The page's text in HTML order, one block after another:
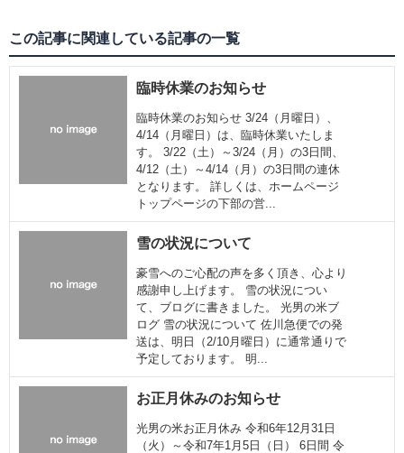
この記事に関連している記事の一覧
臨時休業のお知らせ
臨時休業のお知らせ 3/24（月曜日）、
4/14（月曜日）は、臨時休業いたしま
す。 3/22（土）～3/24（月）の3日間、
4/12（土）～4/14（月）の3日間の連休
となります。 詳しくは、ホームページ
トップページの下部の営...
雪の状況について
豪雪へのご心配の声を多く頂き、心より
感謝申し上げます。 雪の状況につい
て、ブログに書きました。 光男の米ブ
ログ 雪の状況について 佐川急便での発
送は、明日（2/10月曜日）に通常通りで
予定しております。 明...
お正月休みのお知らせ
光男の米お正月休み 令和6年12月31日
（火）～令和7年1月5日（日） 6日間 令